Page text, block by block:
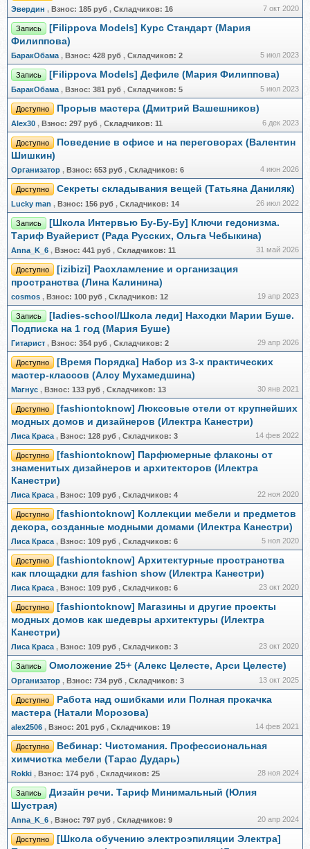
Эвердин , Взнос: 185 руб , Складчиков: 16 7 окт 2020
Запись
[Filippova Models] Курс Cтандарт (Мария
Филиппова)
БаракОбама , Взнос: 428 руб , Складчиков: 2 5 июл 2023
Запись [Filippova Models] Дефиле (Мария Филиппова)
БаракОбама , Взнос: 381 руб , Складчиков: 5 5 июл 2023
Доступно Прорыв мастера (Дмитрий Вашешников)
Alex30 , Взнос: 297 руб , Складчиков: 11 6 дек 2023
Доступно
Поведение в офисе и на переговорах (Валентин
Шишкин)
Организатор , Взнос: 653 руб , Складчиков: 6 4 июн 2026
Доступно Секреты складывания вещей (Татьяна Даниляк)
Lucky man , Взнос: 156 руб , Складчиков: 14 26 июл 2022
Запись
[Школа Интервью Бу-Бу-Бу] Ключи гедонизма.
Тариф Вуайерист (Рада Русских, Ольга Чебыкина)
Anna_K_6 , Взнос: 441 руб , Складчиков: 11 31 май 2026
Доступно
[izibizi] Расхламление и организация
пространства (Лина Калинина)
cosmos , Взнос: 100 руб , Складчиков: 12 19 апр 2023
Запись
[ladies-school/Школа леди] Находки Марии Буше.
Подписка на 1 год (Мария Буше)
Гитарист , Взнос: 354 руб , Складчиков: 2 29 апр 2026
Доступно
[Время Порядка] Набор из 3-х практических
мастер-классов (Алсу Мухамедшина)
Магнус , Взнос: 133 руб , Складчиков: 13 30 янв 2021
Доступно
[fashiontoknow] Люксовые отели от крупнейших
модных домов и дизайнеров (Илектра Канестри)
Лиса Краса , Взнос: 128 руб , Складчиков: 3 14 фев 2022
Доступно
[fashiontoknow] Парфюмерные флаконы от
знаменитых дизайнеров и архитекторов (Илектра
Канестри)
Лиса Краса , Взнос: 109 руб , Складчиков: 4 22 ноя 2020
Доступно
[fashiontoknow] Коллекции мебели и предметов
декора, созданные модными домами (Илектра Канестри)
Лиса Краса , Взнос: 109 руб , Складчиков: 6 5 ноя 2020
Доступно
[fashiontoknow] Архитектурные пространства
как площадки для fashion show (Илектра Канестри)
Лиса Краса , Взнос: 109 руб , Складчиков: 6 23 окт 2020
Доступно
[fashiontoknow] Магазины и другие проекты
модных домов как шедевры архитектуры (Илектра
Канестри)
Лиса Краса , Взнос: 109 руб , Складчиков: 3 23 окт 2020
Запись Омоложение 25+ (Алекс Целесте, Арси Целесте)
Организатор , Взнос: 734 руб , Складчиков: 3 13 окт 2025
Доступно
Работа над ошибками или Полная прокачка
мастера (Натали Морозова)
alex2506 , Взнос: 201 руб , Складчиков: 19 14 фев 2021
Доступно
Вебинар: Чистомания. Профессиональная
химчистка мебели (Тарас Дударь)
Rokki , Взнос: 174 руб , Складчиков: 25 28 ноя 2024
Запись
Дизайн речи. Тариф Минимальный (Юлия
Шустрая)
Anna_K_6 , Взнос: 797 руб , Складчиков: 9 20 апр 2024
Доступно
[Школа обучению электроэпиляции Электра]